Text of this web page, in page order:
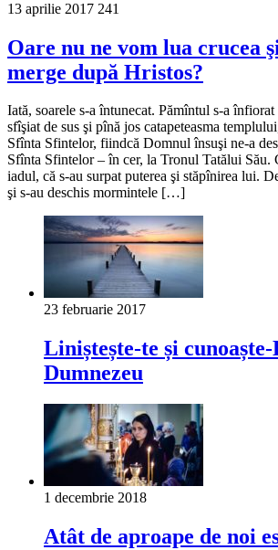
13 aprilie 2017 241
Oare nu ne vom lua crucea
merge după Hristos?
Iată, soarele s-a întunecat. Pămîntul s-a
sfîşiat de sus şi pînă jos catapeteasma
Sfînta Sfintelor, fiindcă Domnul însuşi ne-a
Sfînta Sfintelor – în cer, la Tronul Tatălui Său.
iadul, că s-au surpat puterea şi stăpînirea lui.
şi s-au deschis mormintele […]
23 februarie 2017
Liniștește-te și cunoaște-
Dumnezeu
1 decembrie 2018
Atât de aproape de noi